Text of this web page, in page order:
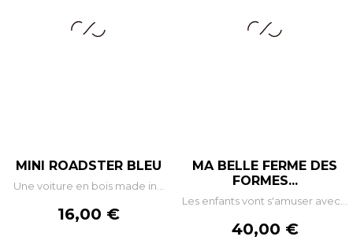
MINI ROADSTER BLEU
Une voiture en bois made in...
Prix
16,00 €
MA BELLE FERME DES
FORMES...
Les enfants vont s'amuser avec...
Prix
40,00 €